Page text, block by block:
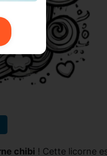
chibi ! Cette licorne